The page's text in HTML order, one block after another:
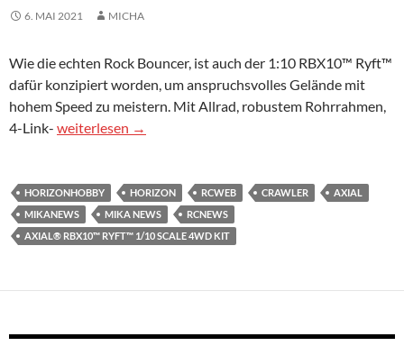
6. MAI 2021 MICHA
Wie die echten Rock Bouncer, ist auch der 1:10 RBX10™ Ryft™
dafür konzipiert worden, um anspruchsvolles Gelände mit
hohem Speed zu meistern. Mit Allrad, robustem Rohrrahmen,
4-Link- Axial® RBX10™ Ryft™ 1/10 Scale 4WD Kit
weiterlesen →
HORIZONHOBBY HORIZON RCWEB CRAWLER
AXIAL
MIKANEWS
MIKA NEWS
RCNEWS
AXIAL® RBX10™ RYFT™ 1/10 SCALE 4WD KIT